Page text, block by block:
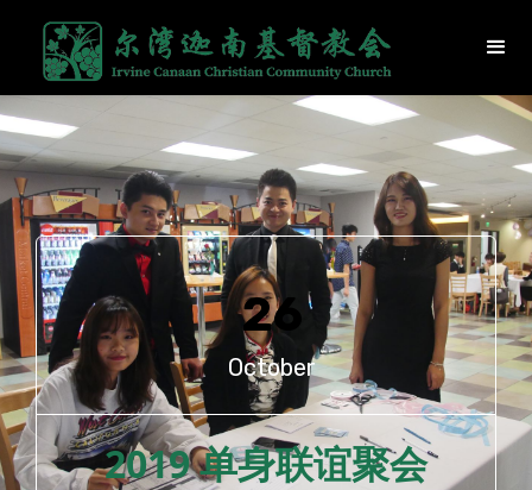
26
October
2019 单身联谊聚会